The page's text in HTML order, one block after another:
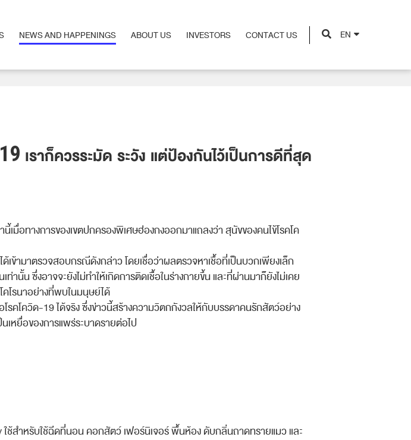
NEWS AND HAPPENINGS
ABOUT US
INVESTORS
CONTACT US
EN
ราก็ควรระมัด ระวัง แต่ป้องกันไว้เป็นการดีที่สุด
เมื่อทางการของเขตปกครองพิเศษฮ่องกงออกมาแถลงว่า สุนัขของคนไข้โรคโค
ด้เข้ามาตรวจสอบกรณีดังกล่าว โดยเชื่อว่าผลตรวจหาเชื้อที่เป็นบวกเพียงเล็ก
ท่านั้น ซึ่งอาจจะยังไม่ทำให้เกิดการติดเชื้อในร่างกายขึ้น และที่ผ่านมาก็ยังไม่เคย
โรนาอย่างที่พบในมนุษย์ได้
โรคโควิด-19 ได้จริง ซึ่งข่าวนี้สร้างความวิตกกังวลให้กับบรรดาคนรักสัตว์อย่าง
นเหยื่อของการแพร่ระบาดรายต่อไป
สำหรับใช้ฉีดที่นอน คอกสัตว์ เฟอร์นิเจอร์ พื้นห้อง ดับกลิ่นถาดทรายแมว และ